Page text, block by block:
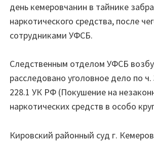
день кемеровчанин в тайнике
наркотического средства, после
сотрудниками УФСБ.
Следственным отделом УФСБ
расследовано уголовное дело по ч.
228.1 УК РФ (Покушение на
наркотических средств в особо
Кировский районный суд г.